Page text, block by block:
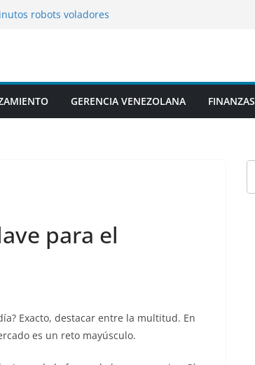
robots voladores
rápido que la
GERENCIA VENEZOLANA FINANZAS
para el
Exacto, destacar entre la multitud. En
es un reto mayúsculo​​.